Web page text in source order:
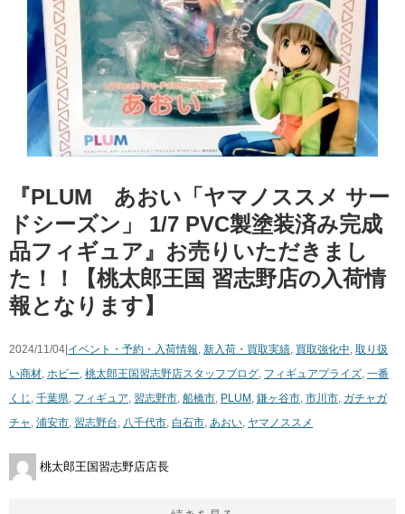
『PLUM あおい​「ヤマノススメ ​サー
ドシーズン」 ​1/7 ​PVC製塗装済み完成
品フィギュア』お売りいただきまし
た！！【桃太郎王国 習志野店の入荷情
報となります】
2024/11/04| イベント・予約・入荷情報, 新入荷・買取実績, 買取強化中, 取り扱
い商材, ホビー, 桃太郎王国習志野店スタッフブログ, フィギュアプライズ, 一番
くじ , 千葉県, フィギュア, 習志野市, 船橋市, PLUM , 鎌ヶ谷市, 市川市, ガチャガ
チャ , 浦安市, 習志野台, 八千代市, 白石市, あおい, ヤマノススメ
桃太郎王国習志野店店長